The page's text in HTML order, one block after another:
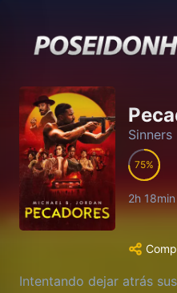
Sinners
75
2h 18min
Intentando dejar atrás